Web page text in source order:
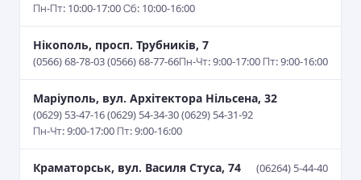
Пн-Пт: 10:00-17:00 Сб: 10:00-16:00
Нікополь, просп. Трубників, 7
(0566) 68-78-03 (0566) 68-77-66Пн-Чт: 9:00-17:00 Пт: 9:00-16:00
Маріуполь, вул. Архітектора Нільсена, 32
(0629) 53-47-16 (0629) 54-34-30 (0629) 54-31-92
Пн-Чт: 9:00-17:00 Пт: 9:00-16:00
Краматорськ, вул. Василя Стуса, 74
(06264) 5-44-40